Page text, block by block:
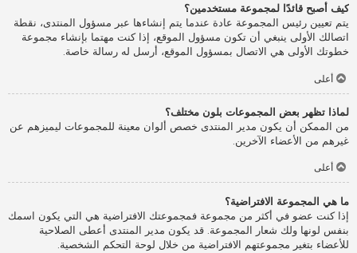
كيف أصبح قائدًا لمجموعة مستخدمين؟
يتم تعيين رئيس المجموعة عادة عندما يتم إنشاءها عبر مسؤول المنتدى، نقطة
اتصالك الأولى ينبغي أن تكون مسؤول الموقع، إذا كنت مهتما بإنشاء مجموعة
خطوتك الأولى هي الاتصال بمسؤول الموقع، أرسل له رسالة خاصة.
أعلى
لماذا تظهر بعض المجموعات بلون مختلف؟
من الممكن أن يكون مدير المنتدى خصص ألوان معينة للمجموعات ليميزهم عن
غيرهم من الأعضاء الآخرين.
أعلى
ما هي المجموعة الافتراضية؟
إذا كنت عضو في أكثر من مجموعة فمجموعتك الافتراضية هي التي يكون اسمك
بنفس لونها ولك شعار المجموعة. قد يكون مدير المنتدى أعطى الصلاحية
للأعضاء بتغير مجموعتهم الافتراضية من خلال لوحة التحكم الشخصية.